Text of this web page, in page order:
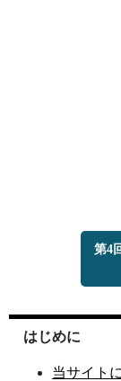
第4
はじめに
当サイト